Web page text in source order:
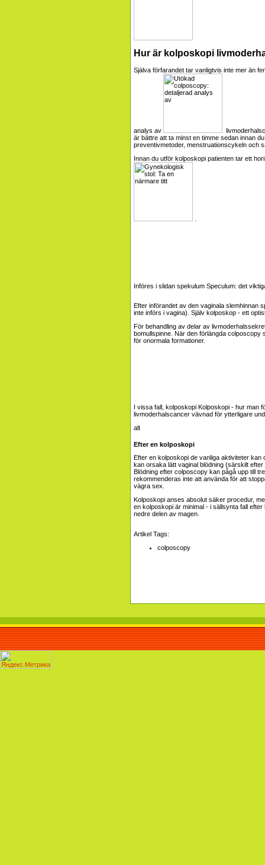
Hur är kolposkopi
Själva förfarandet tar vanligtvis inte mer än
analys av
är bättre att ta minst en timme sedan innan
preventivmetoder, menstruationscykeln och
Innan du utför kolposkopi patienten tar ett
Införes i slidan spekulum Speculum: det
Efter införandet av den vaginala slemhinnan
inte införs i vagina). Själv kolposkop - ett
För behandling av delar av
bomullspinne. När den förlängda colposcopy
för onormala formationer.
I vissa fall, kolposkopi Kolposkopi - hur man
livmoderhalscancer vävnad för ytterligare
Efter en kolposkopi
Efter en kolposkopi de vanliga aktiviteter
kan orsaka lätt vaginal blödning (särskilt
Blödning efter colposcopy kan pågå upp till
rekommenderas inte att använda för att
vägra sex.
Kolposkopi anses absolut säker procedur,
en kolposkopi är minimal - i sällsynta fall
nedre delen av magen.
Artikel Tags:
colposcopy